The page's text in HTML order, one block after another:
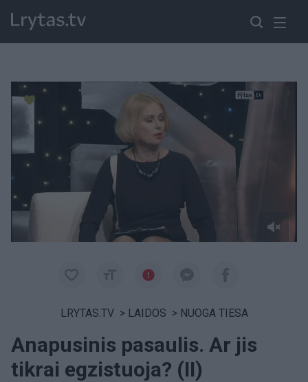
LRYTAS.TV > LAIDOS > NUOGA TIESA
Anapusinis pasaulis. Ar jis
tikrai egzistuoja? (II)